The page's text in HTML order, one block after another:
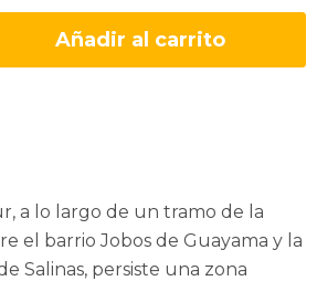
Añadir al carrito
a lo largo de un tramo de la
el barrio Jobos de Guayama y la
Salinas, persiste una zona